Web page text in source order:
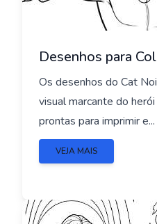
Desenhos para
Os desenhos do Cat
visual marcante do
prontas para imprimir e...
VEJA MAIS